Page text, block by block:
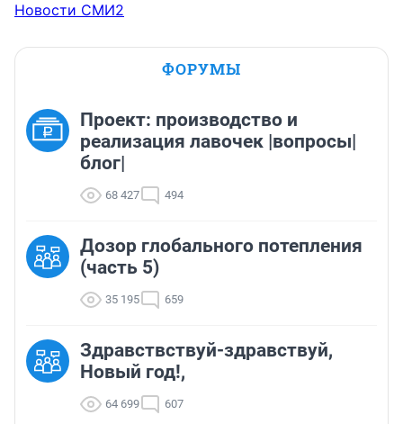
Новости СМИ2
ФОРУМЫ
Проект: производство и
реализация лавочек |вопросы|
блог|
68 427 494
Дозор глобального потепления
(часть 5)
35 195 659
Здравствствуй-здравствуй,
Новый год!,
64 699 607